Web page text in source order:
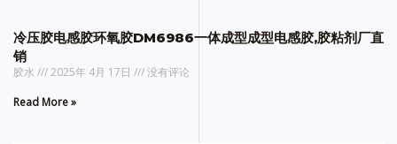
冷压胶电感胶环氧胶DM6986一体成型成型电感胶,胶粘剂厂直
销
胶水 2025年 4月 17日
没有评论
Read More »